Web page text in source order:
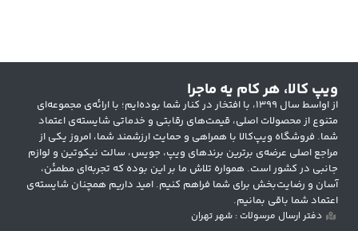
ویپ کالا، هر کام یه ماجرا
از اواسط سال ۱۳۹۹، با افتخار در کنار شما بوده‌ایم؛ با ارائه‌ی مجموعه‌ای
متنوع از محصولات اصلی، قیمت‌های رقابتی و خدماتی شایسته‌ی اعتماد
شما. فروشگاه ویپ‌کالا با همراهی و حمایت ارزشمند شما، امروز یکی از
مراجع اصلی عرضه‌ی برترین برندهای ویپ، جویس، سالت نیکوتین و لوازم
جانبی در کشور است. همواره تلاش ما بر این بوده که تجربه‌ای مطمئن،
آسان و رضایت‌بخش برای شما فراهم کنیم. امید داریم همچنان شایسته‌ی
اعتماد شما باقی بمانیم.
دفتر ارسال مرسولات : شهر تهران